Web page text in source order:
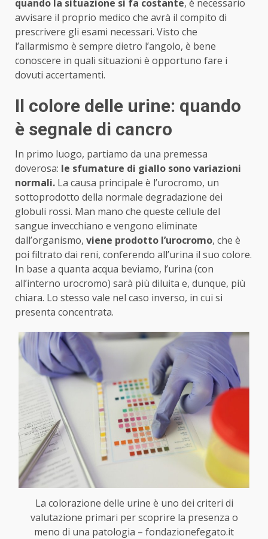
quando la situazione si fa costante, è necessario
avvisare il proprio medico che avrà il compito di
prescrivere gli esami necessari. Visto che
l’allarmismo è sempre dietro l’angolo, è bene
conoscere in quali situazioni è opportuno fare i
dovuti accertamenti.
Il colore delle urine: quando
è segnale di cancro
In primo luogo, partiamo da una premessa
doverosa: le sfumature di giallo sono variazioni
normali. La causa principale è l’urocromo, un
sottoprodotto della normale degradazione dei
globuli rossi. Man mano che queste cellule del
sangue invecchiano e vengono eliminate
dall’organismo, viene prodotto l’urocromo, che è
poi filtrato dai reni, conferendo all’urina il suo colore.
In base a quanta acqua beviamo, l’urina (con
all’interno urocromo) sarà più diluita e, dunque, più
chiara. Lo stesso vale nel caso inverso, in cui si
presenta concentrata.
La colorazione delle urine è uno dei criteri di
valutazione primari per scoprire la presenza o
meno di una patologia – fondazionefegato.it